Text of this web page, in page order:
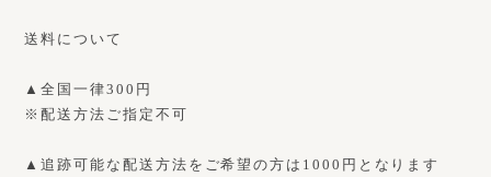
送料について
▲全国一律300円
※配送方法ご指定不可
▲追跡可能な配送方法をご希望の方は1000円となります